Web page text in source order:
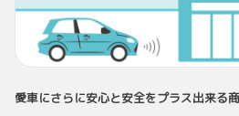
愛車にさらに安心と安全をプラス出来る